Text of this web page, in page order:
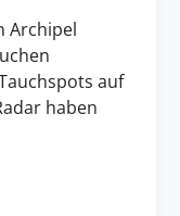
Archipel
auf
haben